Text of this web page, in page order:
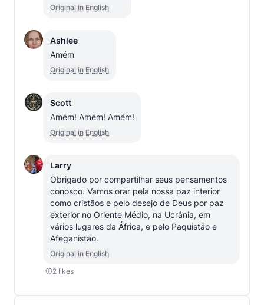
Original in English
Ashlee
Amém
Original in English
Scott
Amém! Amém! Amém!
Original in English
Larry
Obrigado por compartilhar seus pensamentos
conosco. Vamos orar pela nossa paz interior
como cristãos e pelo desejo de Deus por paz
exterior no Oriente Médio, na Ucrânia, em
vários lugares da África, e pelo Paquistão e
Afeganistão.
Original in English
2 likes